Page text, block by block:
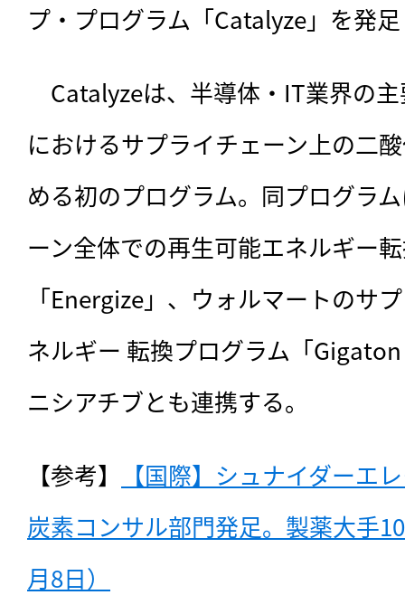
プ・プログラム「Catalyze」を発
Catalyzeは、 半導体・IT業界の
におけるサプライチェーン上の二
める初のプログラム。同プログラ
ーン全体での再生可能エネルギー
「Energize」、ウォルマートのサ
ネルギー 転換プログラム「
ニシアチブとも連携する。
【参考】
【国際】シュナイダーエ
炭素コンサル部門発足。製薬大手
月8日）